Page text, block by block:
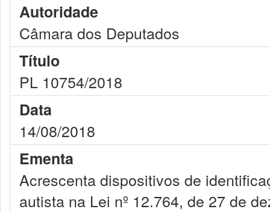
Autoridade
Câmara dos Deputados
Título
PL 10754/2018
Data
14/08/2018
Ementa
Acrescenta dispositivos de
autista na Lei nº 12.764, de 27 de